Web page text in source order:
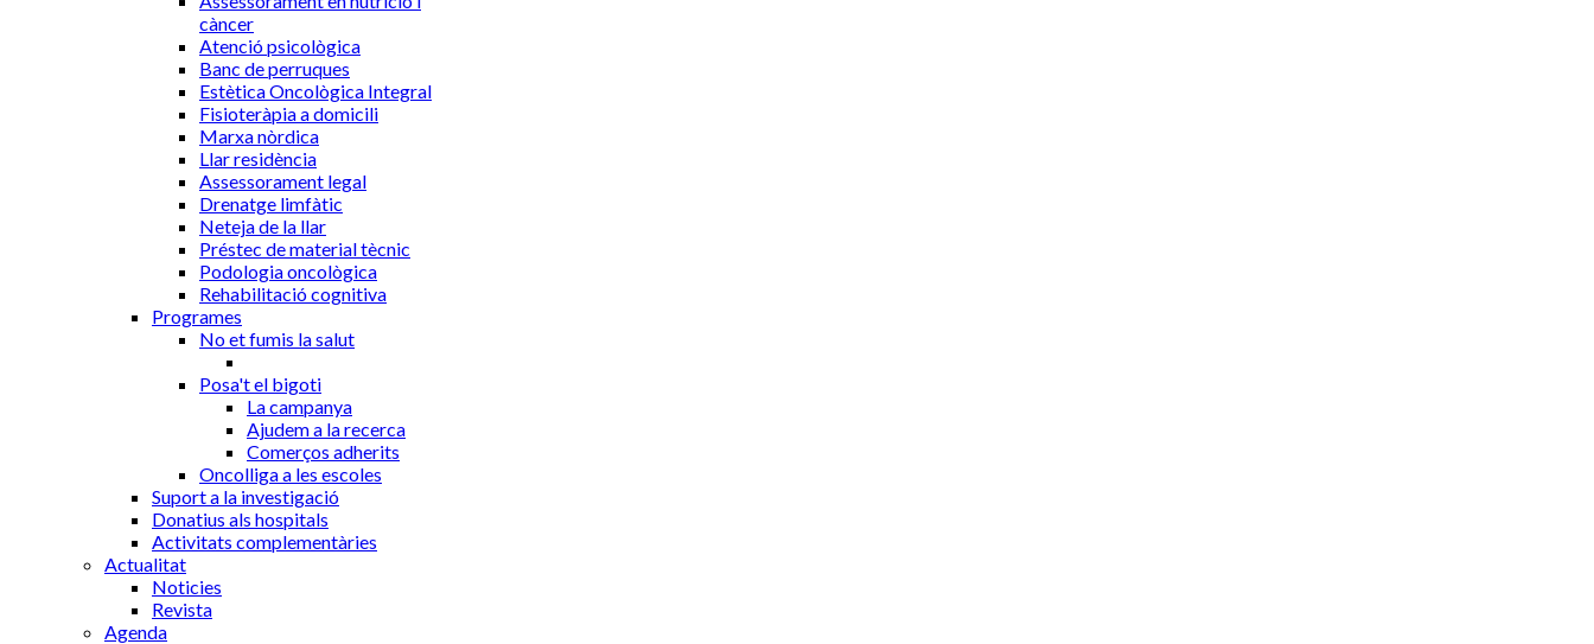
càncer
Atenció psicològica
Banc de perruques
Estètica Oncològica Integral
Fisioteràpia a domicili
Marxa nòrdica
Llar residència
Assessorament legal
Drenatge limfàtic
Neteja de la llar
Préstec de material tècnic
Podologia oncològica
Rehabilitació cognitiva
Programes
No et fumis la salut
Posa't el bigoti
La campanya
Ajudem a la recerca
Comerços adherits
Oncolliga a les escoles
Suport a la investigació
Donatius als hospitals
Activitats complementàries
Actualitat
Noticies
Revista
Agenda